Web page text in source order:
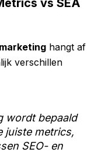
vs SEA
hangt af
verschillen
wordt bepaald
juiste metrics,
SEO- en